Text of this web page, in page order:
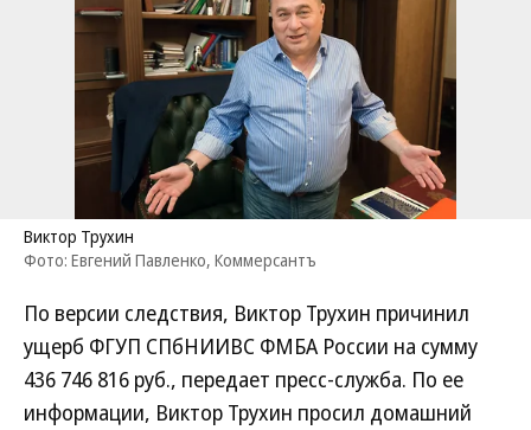
Виктор Трухин
Фото: Евгений Павленко, Коммерсантъ
По версии следствия, Виктор Трухин причинил
ущерб ФГУП СПбНИИВС ФМБА России на сумму
436 746 816 руб., передает пресс-служба. По ее
информации, Виктор Трухин просил домашний